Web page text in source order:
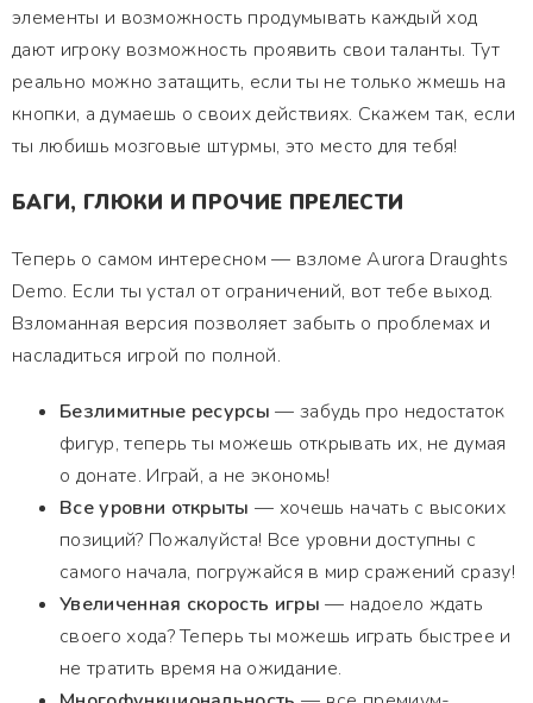
элементы и возможность продумывать каждый ход
дают игроку возможность проявить свои таланты. Тут
реально можно затащить, если ты не только жмешь на
кнопки, а думаешь о своих действиях. Скажем так, если
ты любишь мозговые штурмы, это место для тебя!
БАГИ, ГЛЮКИ И ПРОЧИЕ ПРЕЛЕСТИ
Теперь о самом интересном — взломе Aurora Draughts
Demo. Если ты устал от ограничений, вот тебе выход.
Взломанная версия позволяет забыть о проблемах и
насладиться игрой по полной.
Безлимитные ресурсы — забудь про недостаток
фигур, теперь ты можешь открывать их, не думая
о донате. Играй, а не экономь!
Все уровни открыты — хочешь начать с высоких
позиций? Пожалуйста! Все уровни доступны с
самого начала, погружайся в мир сражений сразу!
Увеличенная скорость игры — надоело ждать
своего хода? Теперь ты можешь играть быстрее и
не тратить время на ожидание.